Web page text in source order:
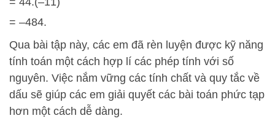
= –484.
Qua bài tập này, các em đã rèn luyện được kỹ năng
tính toán một cách hợp lí các phép tính với số
nguyên. Việc nắm vững các tính chất và quy tắc về
dấu sẽ giúp các em giải quyết các bài toán phức tạp
hơn một cách dễ dàng.